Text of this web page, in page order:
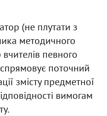
(не плутати з
методичного
певного
поточний
змісту предметної
вимогам